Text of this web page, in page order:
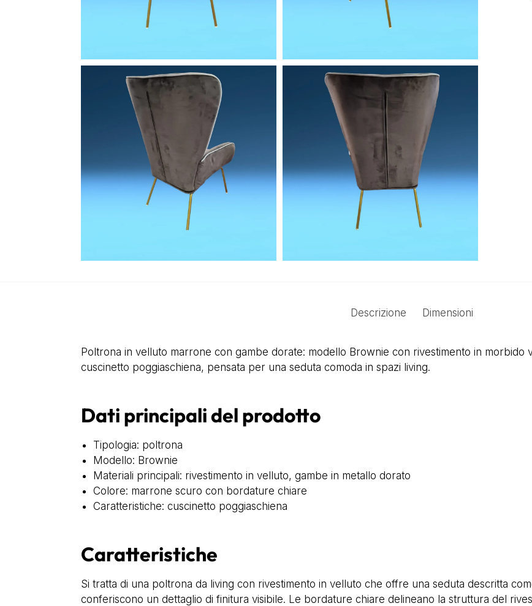
Descrizione Dimensioni
Poltrona in velluto marrone con gambe dorate: modello Brownie con rivestimento in
cuscinetto poggiaschiena, pensata per una seduta comoda in spazi living.
Dati principali del prodotto
Tipologia: poltrona
Modello: Brownie
Materiali principali: rivestimento in velluto, gambe in metallo dorato
Colore: marrone scuro con bordature chiare
Caratteristiche: cuscinetto poggiaschiena
Caratteristiche
Si tratta di una poltrona da living con rivestimento in velluto che offre una seduta descritta
conferiscono un dettaglio di finitura visibile. Le bordature chiare delineano la struttura del